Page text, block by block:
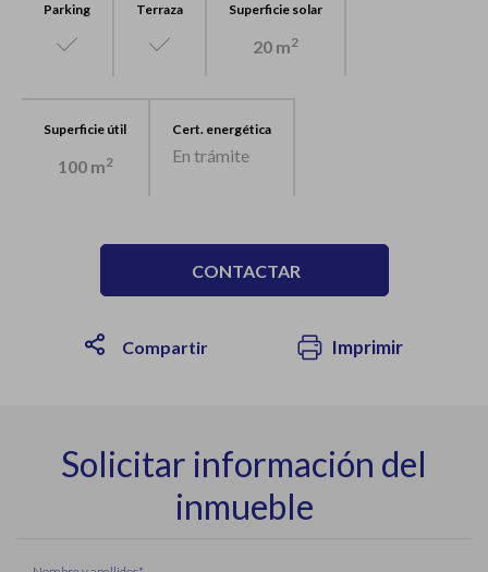
Parking Terraza Superficie solar
20 m2
Superficie útil
100 m2
Cert. energética
En trámite
CONTACTAR
Compartir Imprimir
Solicitar información del
inmueble